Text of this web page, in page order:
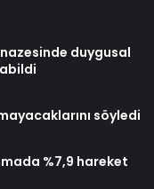
duygusal
söyledi
%7,9 hareket